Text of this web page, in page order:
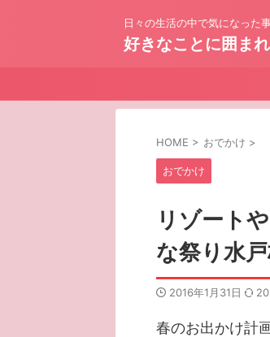
日々の生活の中で気になった
好きなことに囲ま
HOME > おでかけ >
おでかけ
リゾート
な祭り水
2016年1月31日
春のお出かけ計